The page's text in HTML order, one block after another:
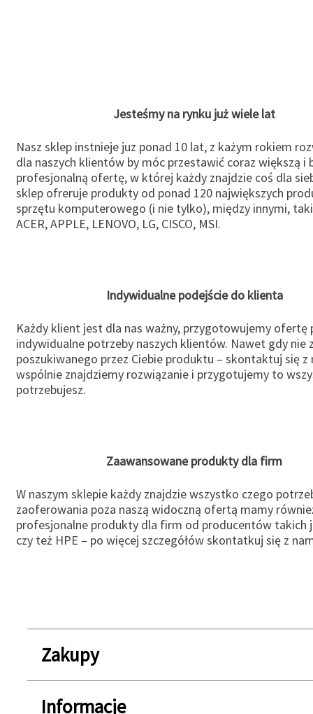
Jesteśmy na rynku już wiele lat
Nasz sklep instnieje juz ponad 10 lat, z każym rokiem
dla naszych klientów by móc przestawić coraz większą i
profesjonalną ofertę, w której każdy znajdzie coś dla
sklep ofreruje produkty od ponad 120 największych
sprzętu komputerowego (i nie tylko), między innymi,
ACER, APPLE, LENOVO, LG, CISCO, MSI.
Indywidualne podejście do klienta
Każdy klient jest dla nas ważny, przygotowujemy ofertę
indywidualne potrzeby naszych klientów. Nawet gdy nie
poszukiwanego przez Ciebie produktu – skontaktuj się z
wspólnie znajdziemy rozwiązanie i przygotujemy to
potrzebujesz.
Zaawansowane produkty dla firm
W naszym sklepie każdy znajdzie wszystko czego
zaoferowania poza naszą widoczną ofertą mamy
profesjonalne produkty dla firm od producentów takich
czy też HPE – po więcej szczegółów skontatkuj się z
Zakupy
Informacje